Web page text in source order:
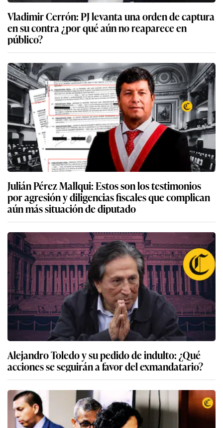
Vladimir Cerrón: PJ levanta una orden de captura
en su contra ¿por qué aún no reaparece en
público?
Julián Pérez Mallqui: Estos son los testimonios
por agresión y diligencias fiscales que complican
aún más situación de diputado
Alejandro Toledo y su pedido de indulto: ¿Qué
acciones se seguirán a favor del exmandatario?